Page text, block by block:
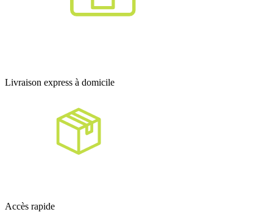
Livraison express à domicile
Accès rapide